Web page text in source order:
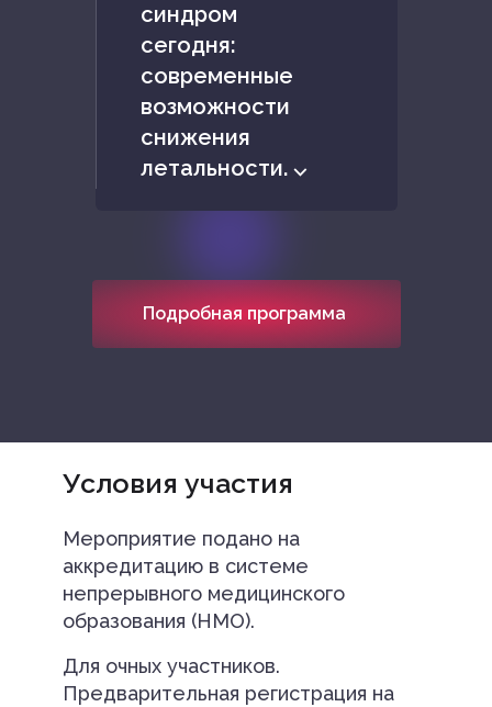
синдром
сегодня:
современные
возможности
снижения
летальности. ⌵
Подробная программа
Условия участия
Мероприятие подано на
аккредитацию в системе
непрерывного медицинского
образования (НМО).
Для очных участников.
Предварительная регистрация на